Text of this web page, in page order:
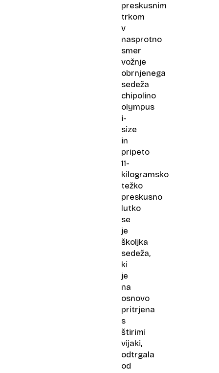
preskusnim
trkom
v
nasprotno
smer
vožnje
obrnjenega
sedeža
chipolino
olympus
i-
size
in
pripeto
11-
kilogramsko
težko
preskusno
lutko
se
je
školjka
sedeža,
ki
je
na
osnovo
pritrjena
s
štirimi
vijaki,
odtrgala
od